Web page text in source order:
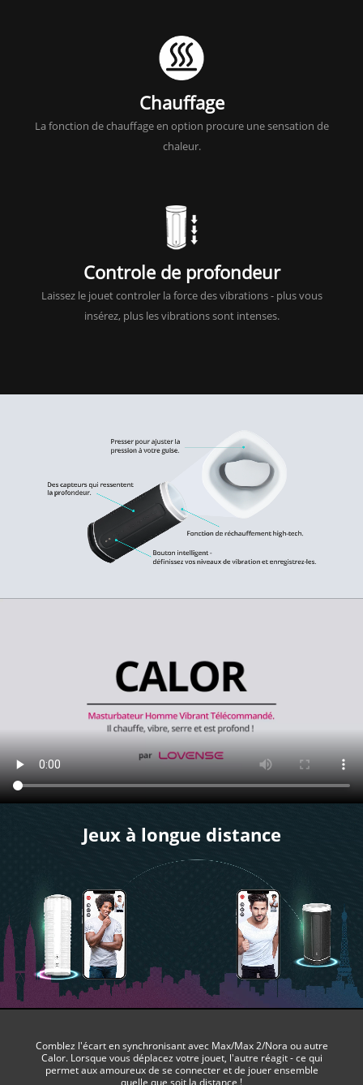
Chauffage
La fonction de chauffage en option procure une sensation de
chaleur.
Controle de profondeur
Laissez le jouet controler la force des vibrations - plus vous
insérez, plus les vibrations sont intenses.
Jeux à longue distance
Comblez l'écart en synchronisant avec Max/Max 2/Nora ou autre
Calor. Lorsque vous déplacez votre jouet, l'autre réagit - ce qui
permet aux amoureux de se connecter et de jouer ensemble
quelle que soit la distance !